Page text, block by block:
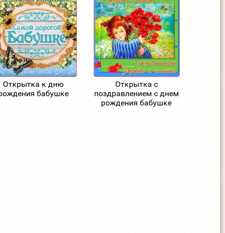
Открытка к дню
бабушке
Открытка с
поздравлением с днем
рождения бабушке